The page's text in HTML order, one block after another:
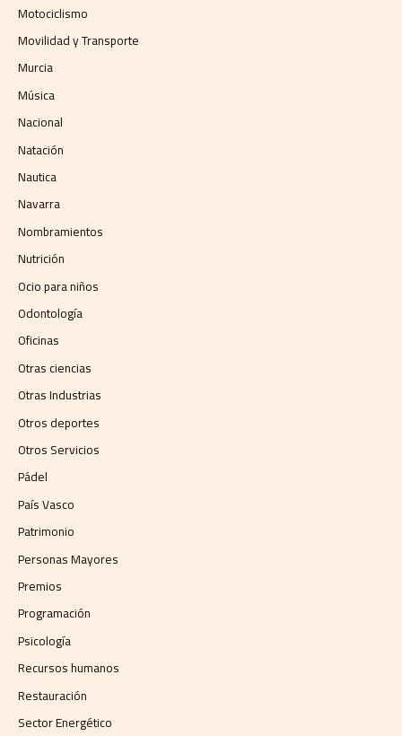
Motociclismo
Movilidad y Transporte
Murcia
Música
Nacional
Natación
Nautica
Navarra
Nombramientos
Nutrición
Ocio para niños
Odontología
Oficinas
Otras ciencias
Otras Industrias
Otros deportes
Otros Servicios
Pádel
País Vasco
Patrimonio
Personas Mayores
Premios
Programación
Psicología
Recursos humanos
Restauración
Sector Energético